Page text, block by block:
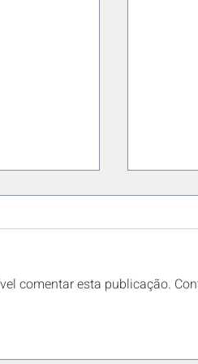
comentar esta publicação.